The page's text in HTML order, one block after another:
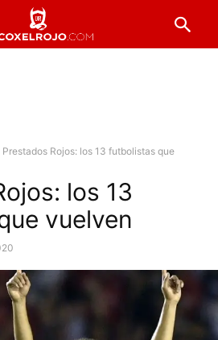
Prestados Rojos: los 13 futbolistas que
los 13
vuelven